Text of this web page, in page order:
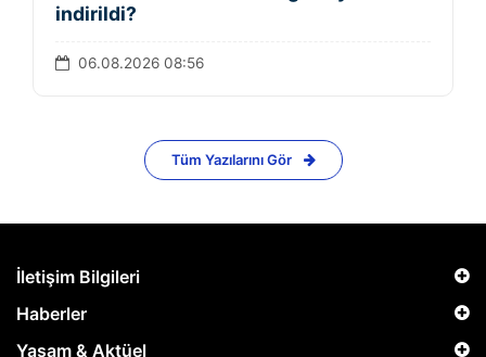
indirildi?
06.08.2026 08:56
Tüm Yazılarını Gör
İletişim Bilgileri
Haberler
Yaşam & Aktüel